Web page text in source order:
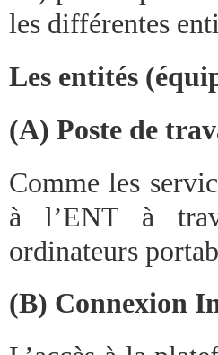
les différentes
Les entités
(A) Poste de
Comme les
à l’ENT à
ordinateurs
(B) Connexion